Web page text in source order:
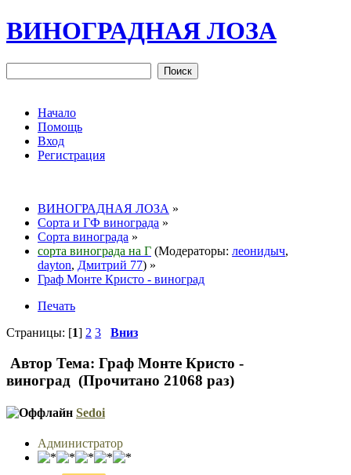
ВИНОГРАДНАЯ ЛОЗА
Начало
Помощь
Вход
Регистрация
ВИНОГРАДНАЯ ЛОЗА »
Сорта и ГФ винограда »
Сорта винограда »
сорта винограда на Г (Модераторы: леонидыч,
dayton, Дмитрий 77) »
Граф Монте Кристо - виноград
Печать
Страницы: [1] 2 3 Вниз
Автор Тема: Граф Монте Кристо -
виноград (Прочитано 21068 раз)
Sedoi
Администратор